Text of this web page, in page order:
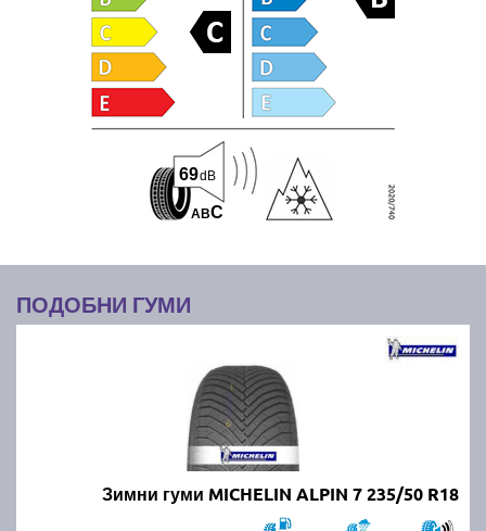
ABC
69dB
ПОДОБНИ ГУМИ
Зимни гуми MICHELIN ALPIN 7 235/50 R18